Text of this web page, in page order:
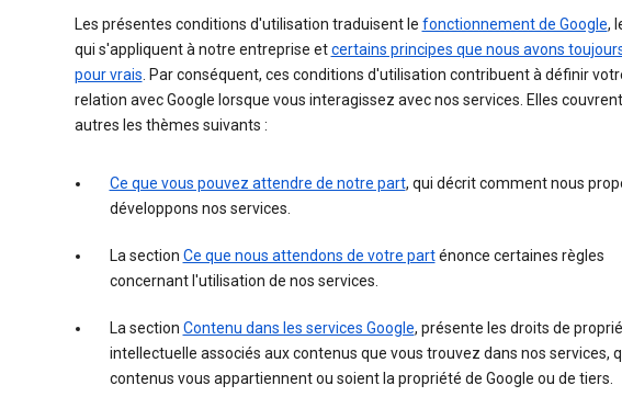
Les présentes conditions d'utilisation traduisent le fonctionnement de Google,
qui s'appliquent à notre entreprise etcertains principes que nous avons
pour vrais . Par conséquent, ces conditions d'utilisation contribuent à définir
relation avec Google lorsque vous interagissez avec nos services. Elles
autres les thèmes suivants :
Ce que vous pouvez attendre de notre part, qui décrit comment nous
développons nos services.
La section Ce que nous attendons de votre parténonce certaines règles
concernant l'utilisation de nos services.
La section Contenu dans les services Google, présente les droits de
intellectuelle associés aux contenus que vous trouvez dans nos services,
contenus vous appartiennent ou soient la propriété de Google ou de tiers.